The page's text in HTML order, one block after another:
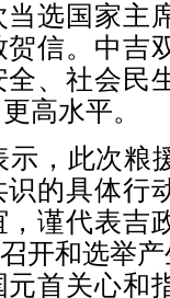
当选国家主
信。中吉
、社会民
高水平。
示，此次粮
的具体行
，谨代表吉
开和选举
首关心和